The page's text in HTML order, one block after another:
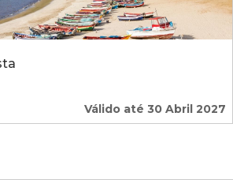
Válido até 30 Abril 2027